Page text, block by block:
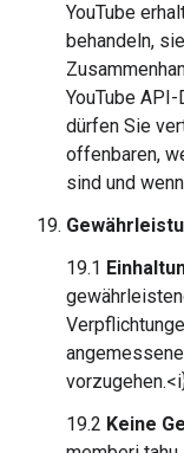
YouTube
behandeln,
YouTube
dürfen Sie
offenbaren,
sind und
19.1
19.2 Keine